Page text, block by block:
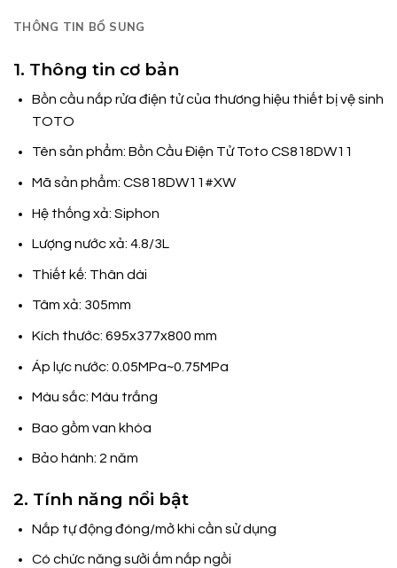
THÔNG TIN BỔ SUNG
1. Thông tin cơ bản
Bồn cầu nắp rửa điện tử của thương hiệu thiết bị vệ sinh
TOTO
Tên sản phẩm: Bồn Cầu Điện Tử Toto CS818DW11
Mã sản phẩm: CS818DW11#XW
Hệ thống xả: Siphon
Lượng nước xả: 4.8/3L
Thiết kế: Thân dài
Tâm xả: 305mm
Kích thước: 695x377x800 mm
Áp lực nước: 0.05MPa~0.75MPa
Màu sắc: Màu trắng
Bao gồm van khóa
Bảo hành: 2 năm
2. Tính năng nổi bật
Nắp tự động đóng/mở khi cần sử dụng
Có chức năng sưởi ấm nắp ngồi